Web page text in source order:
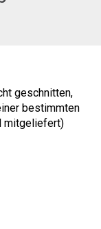
geschnitten,
bestimmten
mitgeliefert)